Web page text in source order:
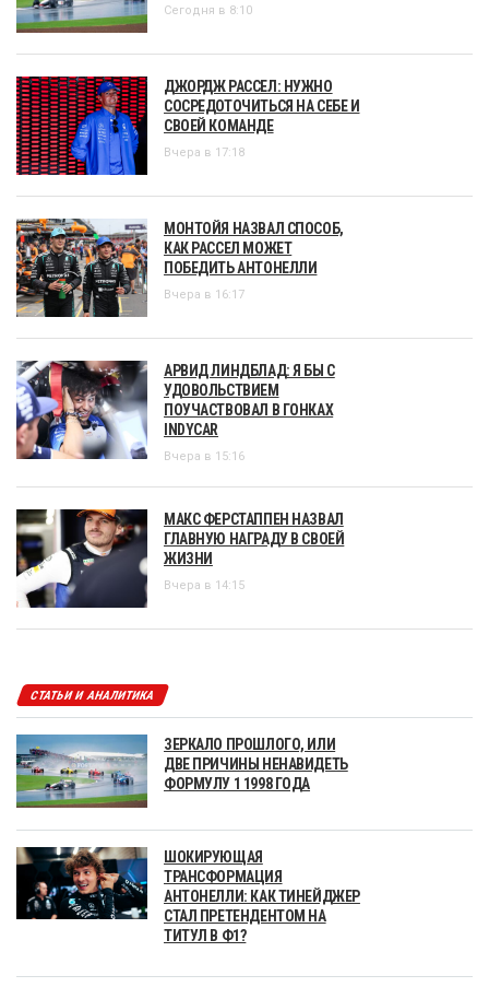
Сегодня в 8:10
ДЖОРДЖ РАССЕЛ: НУЖНО
СОСРЕДОТОЧИТЬСЯ НА СЕБЕ И
СВОЕЙ КОМАНДЕ
Вчера в 17:18
МОНТОЙЯ НАЗВАЛ СПОСОБ,
КАК РАССЕЛ МОЖЕТ
ПОБЕДИТЬ АНТОНЕЛЛИ
Вчера в 16:17
АРВИД ЛИНДБЛАД: Я БЫ С
УДОВОЛЬСТВИЕМ
ПОУЧАСТВОВАЛ В ГОНКАХ
INDYCAR
Вчера в 15:16
МАКС ФЕРСТАППЕН НАЗВАЛ
ГЛАВНУЮ НАГРАДУ В СВОЕЙ
ЖИЗНИ
Вчера в 14:15
СТАТЬИ И АНАЛИТИКА
ЗЕРКАЛО ПРОШЛОГО, ИЛИ
ДВЕ ПРИЧИНЫ НЕНАВИДЕТЬ
ФОРМУЛУ 1 1998 ГОДА
ШОКИРУЮЩАЯ
ТРАНСФОРМАЦИЯ
АНТОНЕЛЛИ: КАК ТИНЕЙДЖЕР
СТАЛ ПРЕТЕНДЕНТОМ НА
ТИТУЛ В Ф1?